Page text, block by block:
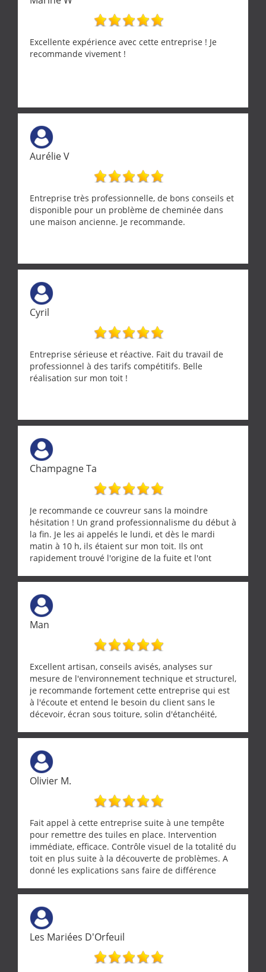
Excellente expérience avec cette entreprise ! Je
recommande vivement !
Aurélie V
Entreprise très professionnelle, de bons conseils et
disponible pour un problème de cheminée dans
une maison ancienne. Je recommande.
Cyril
Entreprise sérieuse et réactive. Fait du travail de
professionnel à des tarifs compétitifs. Belle
réalisation sur mon toit !
Champagne Ta
Je recommande ce couvreur sans la moindre
hésitation ! Un grand professionnalisme du début à
la fin. Je les ai appelés le lundi, et dès le mardi
matin à 10 h, ils étaient sur mon toit. Ils ont
rapidement trouvé l'origine de la fuite et l'ont
Une équipe sérieuse, réactive et compétente. C'est
vraiment rassurant de pouvoir compter sur des
artisans aussi professionnels. Merci encore !
Man
Excellent artisan, conseils avisés, analyses sur
mesure de l'environnement technique et structurel,
je recommande fortement cette entreprise qui est
à l'écoute et entend le besoin du client sans le
décevoir, écran sous toiture, solin d'étanchéité,
récupérateur d'eau, tout a été parfaitement mis en
œuvre sans besoin d'y revenir. confiance assurée.
Olivier M.
Fait appel à cette entreprise suite à une tempête
pour remettre des tuiles en place. Intervention
immédiate, efficace. Contrôle visuel de la totalité du
toit en plus suite à la découverte de problèmes. A
donné les explications sans faire de différence
Les Mariées D'Orfeuil